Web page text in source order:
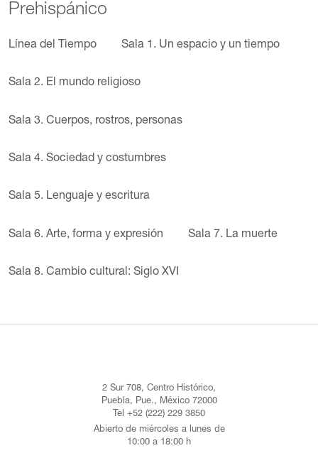
Prehispánico
Línea del Tiempo Sala 1. Un espacio y un tiempo
Sala 2. El mundo religioso
Sala 3. Cuerpos, rostros, personas
Sala 4. Sociedad y costumbres
Sala 5. Lenguaje y escritura
Sala 6. Arte, forma y expresión Sala 7. La muerte
Sala 8. Cambio cultural: Siglo XVI
2 Sur 708, Centro Histórico,
Puebla, Pue., México 72000
Tel +52 (222) 229 3850
Abierto de miércoles a lunes de
10:00 a 18:00 h